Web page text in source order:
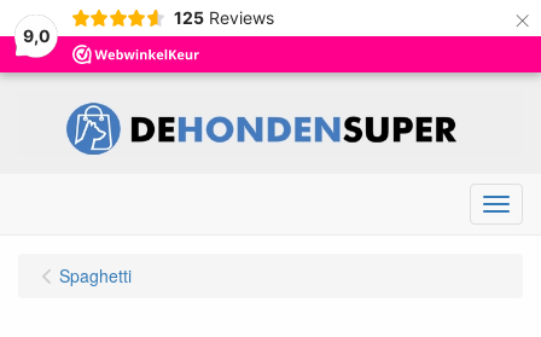
9,0
125 Reviews ×
Menu
Spaghetti